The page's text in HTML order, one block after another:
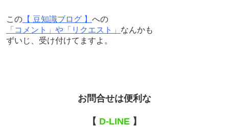
この【 豆知識ブログ 】 への
「コメント」や「リクエスト」 なんかも
ずいじ、受け付けてますよ。
お問合せは便利な
【 D-LINE 】